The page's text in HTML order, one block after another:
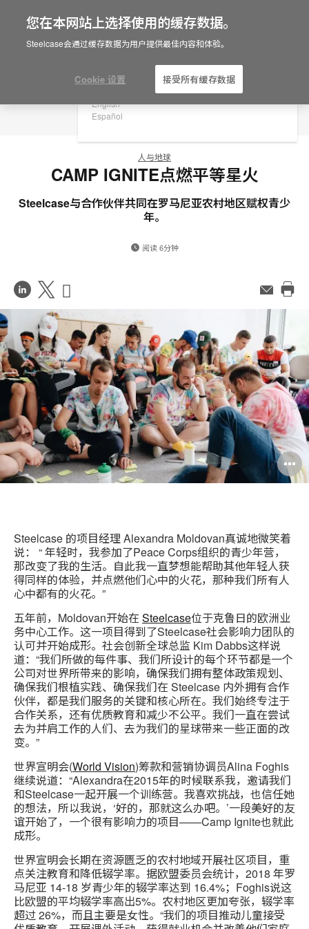
Are you in United States?
English
Español
人与地球
CAMP IGNITE点燃平等星火
Steelcase与合作伙伴共同在罗马尼亚农村地区赋权青少
年。
阅读 6分钟
在
LinkedIn
分
享
Share
on
Weibo
on
Little
Red
Book
邮
页
Steelcase 的项目经理 Alexandra Moldovan真诚地微笑着
说： “ 年轻时，我参加了Peace Corps组织的青少年营，
那改变了我的生活。自此我一直梦想能帮助其他年轻人获
得同样的体验，并点燃他们心中的火花，那种我们所有人
心中都有的火花。”
五年前，Moldovan开始在 Steelcase位于克鲁日的欧洲业
务中心工作。这一项目得到了Steelcase社会影响力团队的
认可并开始成形。社会创新全球总监 Kim Dabbs这样说
道：“我们所做的每件事、我们所设计的每个环节都是一个
公司对世界所带来的影响，确保我们拥有整体政策规划、
确保我们根植实践、确保我们在 Steelcase 内外拥有合作
伙伴，都是我们服务的关键和核心所在。我们始终专注于
合作关系，还有优质教育和减少不公平。我们一直在尝试
去为并肩工作的人们、去为我们的星球带来一些正面的改
变。”
世界宣明会(World Vision)筹款和营销协调员Alina Foghis
继续说道：“Alexandra在2015年的时候联系我，邀请我们
和Steelcase一起开展一个训练营。我喜欢挑战，也信任她
的想法，所以我说，‘好的，那就这么办吧。’一段美好的友
谊开始了，一个很有影响力的项目——Camp Ignite也就此
成形。
世界宣明会长期在资源匮乏的农村地域开展社区项目，重
点关注教育和降低辍学率。据欧盟委员会统计，2018 年罗
马尼亚 14-18 岁青少年的辍学率达到 16.4%；Foghis说这
比欧盟的平均辍学率高出5%。农村地区更加夸张，辍学率
超过 26%，而且主要是女性。“我们的项目推动儿童接受
您在本网站上选择使用的缓存数据。
Steelcase会通过缓存数据为用户提供最佳内容和体验。
Cookie 设置 接受所有缓存数据